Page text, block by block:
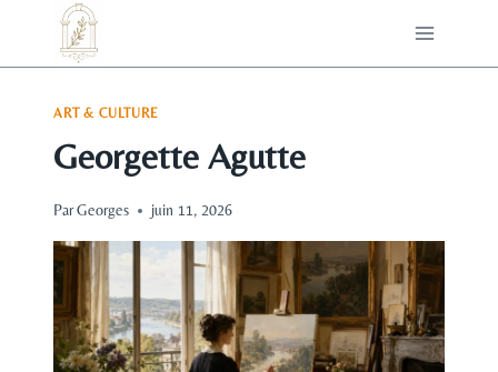
contenu
ART & CULTURE
Georgette Agutte
ParGeorges juin 11, 2026